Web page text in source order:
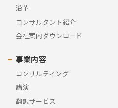
沿革
コンサルタント紹介
会社案内ダウンロード
事業内容
コンサルティング
講演
翻訳サービス